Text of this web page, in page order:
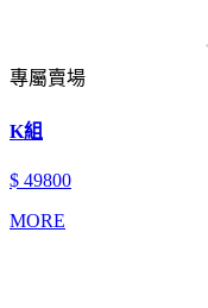
專屬賣場
K組
$ 49800
MORE